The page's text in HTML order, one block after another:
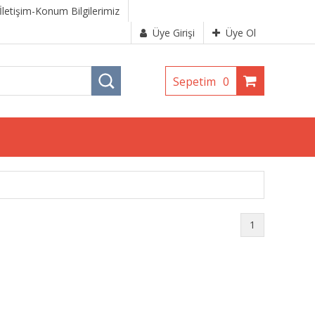
İletişim-Konum Bilgilerimiz
Üye Girişi
Üye Ol
Sepetim 0
1